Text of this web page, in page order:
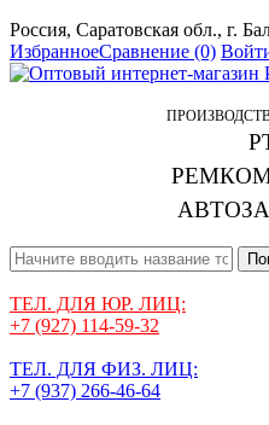
Россия, Саратовская обл., г.
ИзбранноеСравнение (0)
ТЕЛ. ДЛЯ ЮР. ЛИЦ:
+7 (927) 114-59-32
ТЕЛ. ДЛЯ ФИЗ. ЛИЦ:
+7 (937) 266-46-64